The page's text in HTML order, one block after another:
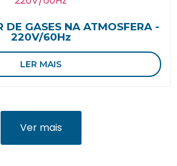
DE GASES NA ATMOSFERA -
220V/60Hz
LER MAIS
Ver mais